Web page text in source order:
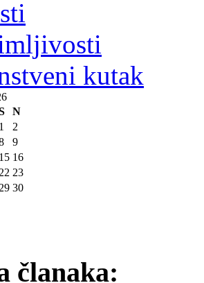
kutak
N
1
2
9
15 16
22 23
29 30
članaka: